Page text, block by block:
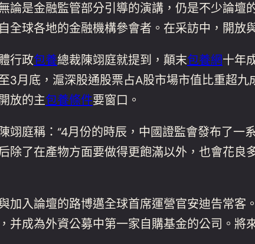
是金融監管部分引導的演講，仍是不少論壇
全球各地的金融機構參會者。在采訪中，開放
行政包養總裁陳翊庭就提到，顛末包養網十年
3月底，滬深股通股票占A股市場市值比重超
放的主包養條件要窗口。
庭稱：“4月份的時辰，中國證監會發布了一
除了在產物方面要做得更飽滿以外，也會花良
加入論壇的路博邁全球首席運營官安迪告常
并成為外資公募中第一家自購基金的公司。將